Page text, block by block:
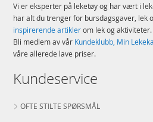
Vi er eksperter på leketøy og har vært i
har alt du trenger for bursdagsgaver, lek
inspirerende artiklerom lek og aktiviteter.
Bli medlem av vår Kundeklubb, Min
våre allerede lave priser.
Kundeservice
OFTE STILTE SPØRSMÅL